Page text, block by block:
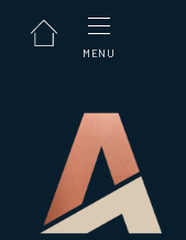
MENU